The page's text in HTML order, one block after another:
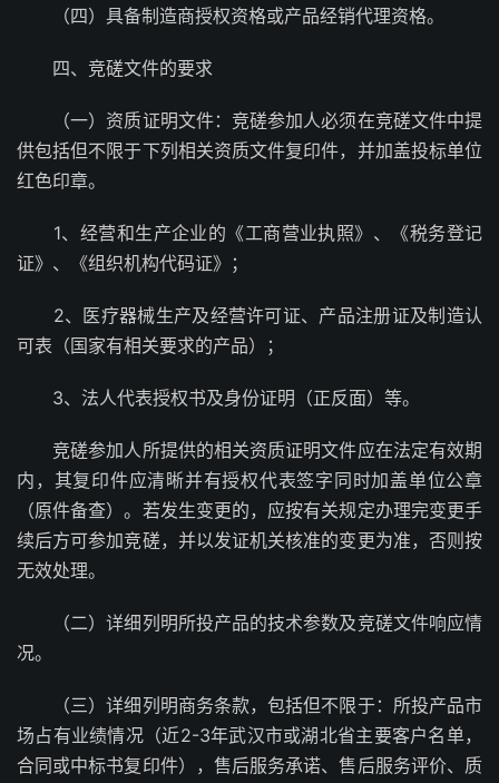
（四）具备制造商授权资格或产品经销代理资格。
四、竞磋文件的要求
（一）资质证明文件：竞磋参加人必须在竞磋文件中提
供包括但不限于下列相关资质文件复印件，并加盖投标单位
红色印章。
1、经营和生产企业的《工商营业执照》、《税务登记
证》、《组织机构代码证》；
2、医疗器械生产及经营许可证、产品注册证及制造认
可表（国家有相关要求的产品）；
3、法人代表授权书及身份证明（正反面）等。
竞磋参加人所提供的相关资质证明文件应在法定有效期
内，其复印件应清晰并有授权代表签字同时加盖单位公章
（原件备查）。若发生变更的，应按有关规定办理完变更手
续后方可参加竞磋，并以发证机关核准的变更为准，否则按
无效处理。
（二）详细列明所投产品的技术参数及竞磋文件响应情
况。
（三）详细列明商务条款，包括但不限于：所投产品市
场占有业绩情况（近2-3年武汉市或湖北省主要客户名单，
合同或中标书复印件），售后服务承诺、售后服务评价、质